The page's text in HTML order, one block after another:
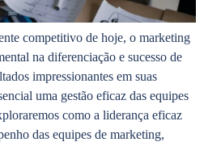
competitivo de hoje, o marketing
na diferenciação e sucesso de
impressionantes em suas
uma gestão eficaz das equipes
como a liderança eficaz
das equipes de marketing,